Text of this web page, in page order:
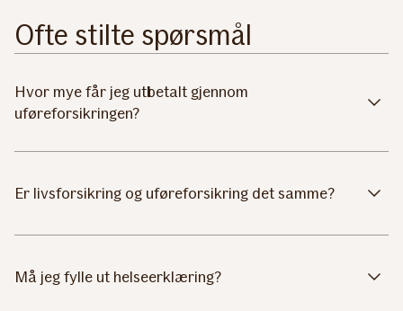
Ofte stilte spørsmål
Hvor mye får jeg utbetalt gjennom
uføreforsikringen?
Er livsforsikring og uføreforsikring det samme?
Må jeg fylle ut helseerklæring?